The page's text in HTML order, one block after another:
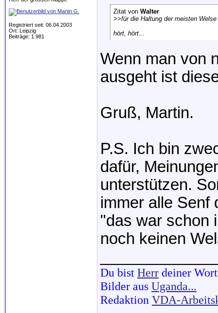
Registriert seit: 06.04.2003
Ort: Leipzig
Beiträge: 1.981
Zitat von Walter
>>für die Haltung der meisten
hört, hört...
Wenn man von
ausgeht ist
Gruß, Martin.
P.S. Ich bin
dafür,
unterstützen.
immer alle Senf
"das war schon
noch keinen
Du bist Herr deiner
Bilder aus Uganda...
Redaktion VDA-